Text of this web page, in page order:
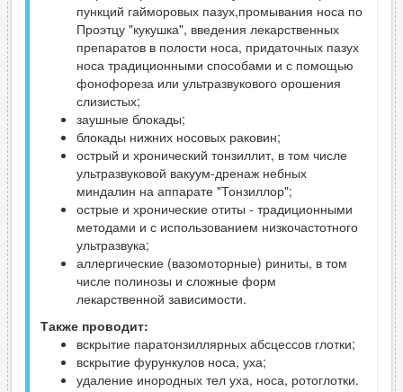
пункций гайморовых пазух,промывания носа по
Проэтцу "кукушка", введения лекарственных
препаратов в полости носа, придаточных пазух
носа традиционными способами и с помощью
фонофореза или ультразвукового орошения
слизистых;
заушные блокады;
блокады нижних носовых раковин;
острый и хронический тонзиллит, в том числе
ультразвуковой вакуум-дренаж небных
миндалин на аппарате "Тонзиллор";
острые и хронические отиты - традиционными
методами и с использованием низкочастотного
ультразвука;
аллергические (вазомоторные) риниты, в том
числе полинозы и сложные форм
лекарственной зависимости.
Также проводит:
вскрытие паратонзиллярных абсцессов глотки;
вскрытие фурункулов носа, уха;
удаление инородных тел уха, носа, ротоглотки.